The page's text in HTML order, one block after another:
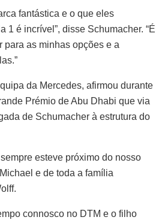
fantástica e o que eles
1 é incrível”, disse Schumacher. “É
para as minhas opções e a
da Mercedes, afirmou durante
Prémio de Abu Dhabi que via
de Schumacher à estrutura do
esteve próximo do nosso
e de toda a família
connosco no DTM e o filho